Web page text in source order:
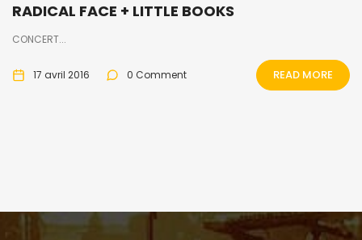
RADICAL FACE + LITTLE BOOKS
CONCERT...
17 avril 2016 0 Comment READ MORE